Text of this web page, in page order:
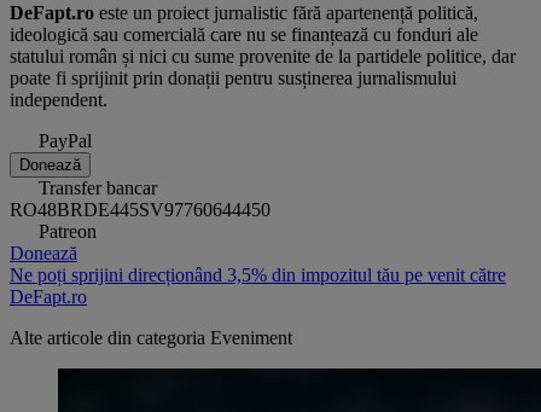
DeFapt.ro este un proiect jurnalistic fără apartenență politică,
ideologică sau comercială care nu se finanțează cu fonduri ale
statului român și nici cu sume provenite de la partidele politice, dar
poate fi sprijinit prin donații pentru susținerea jurnalismului
independent.
PayPal
Donează
Transfer bancar
RO48BRDE445SV97760644450
Patreon
Donează
Ne poți sprijini direcționând 3,5% din impozitul tău pe venit către
DeFapt.ro
Alte articole din categoria Eveniment